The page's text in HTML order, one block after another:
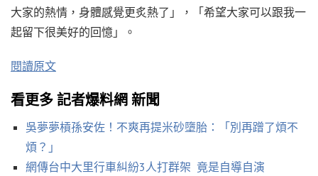
大家的熱情，身體感覺更炙熱了」，「希望大家可以跟我一
起留下很美好的回憶」。
閱讀原文
看更多 記者爆料網 新聞
吳夢夢槓孫安佐！不爽再提米砂墮胎：「別再蹭了煩不
煩？」
網傳台中大里行車糾紛3人打群架 竟是自導自演